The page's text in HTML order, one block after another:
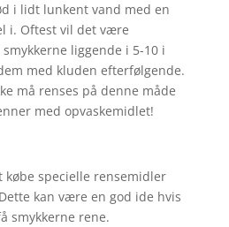
i lidt lunkent vand med en
i. Oftest vil det være
liggende i 5-10 i
med kluden efterfølgende.
må renses på denne måde
med opvaskemidlet!
købe specielle rensemidler
kan være en god ide hvis
smykkerne rene.